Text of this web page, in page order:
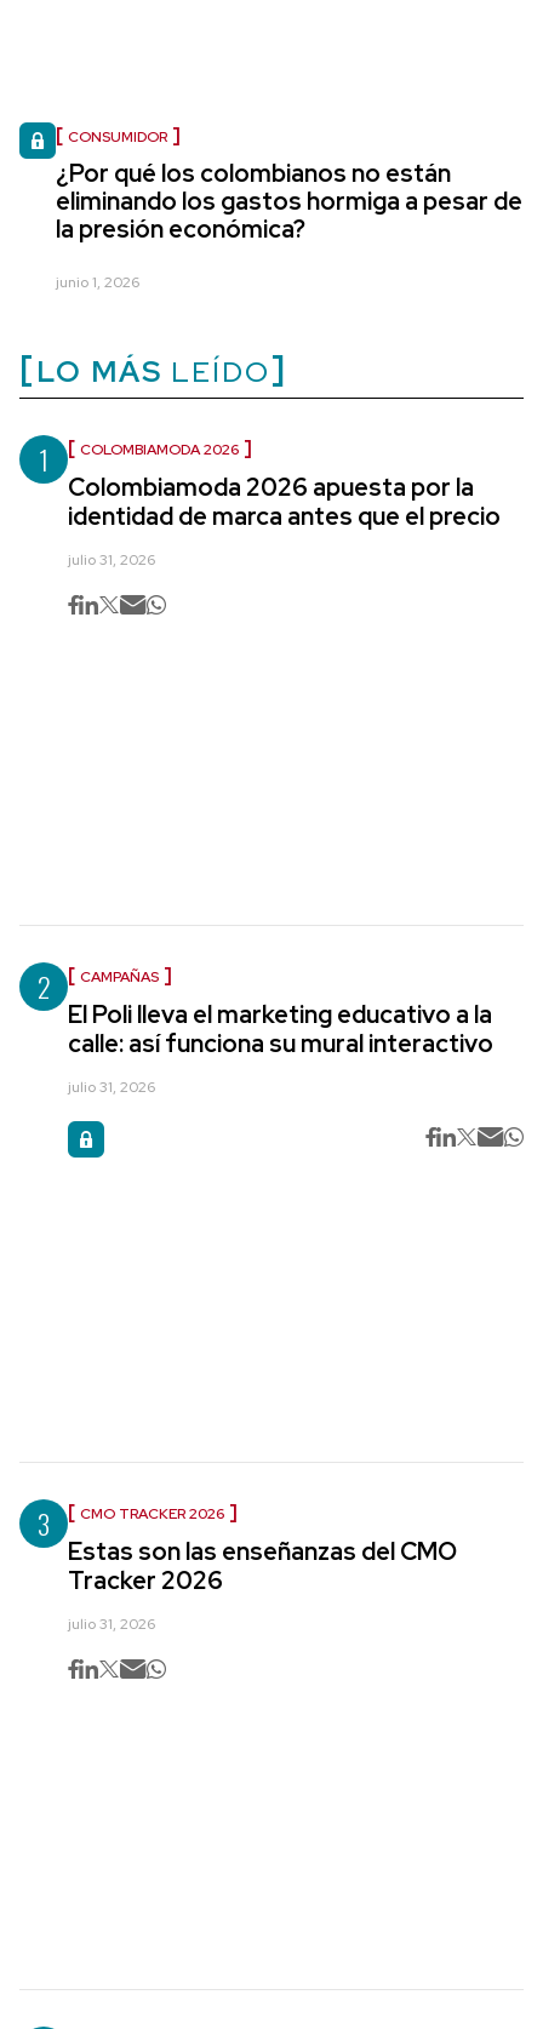
CONSUMIDOR
¿Por qué los colombianos no están
eliminando los gastos hormiga a pesar de
la presión económica?
junio 1, 2026
LO MÁS LEÍDO
1 COLOMBIAMODA 2026
Colombiamoda 2026 apuesta por la
identidad de marca antes que el precio
julio 31, 2026
2 CAMPAÑAS
El Poli lleva el marketing educativo a la
calle: así funciona su mural interactivo
julio 31, 2026
3 CMO TRACKER 2026
Estas son las enseñanzas del CMO
Tracker 2026
julio 31, 2026